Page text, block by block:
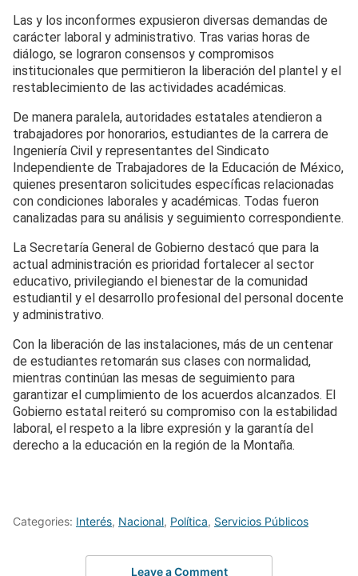
Las y los inconformes expusieron diversas demandas de
carácter laboral y administrativo. Tras varias horas de
diálogo, se lograron consensos y compromisos
institucionales que permitieron la liberación del plantel y el
restablecimiento de las actividades académicas.
De manera paralela, autoridades estatales atendieron a
trabajadores por honorarios, estudiantes de la carrera de
Ingeniería Civil y representantes del Sindicato
Independiente de Trabajadores de la Educación de México,
quienes presentaron solicitudes específicas relacionadas
con condiciones laborales y académicas. Todas fueron
canalizadas para su análisis y seguimiento correspondiente.
La Secretaría General de Gobierno destacó que para la
actual administración es prioridad fortalecer al sector
educativo, privilegiando el bienestar de la comunidad
estudiantil y el desarrollo profesional del personal docente
y administrativo.
Con la liberación de las instalaciones, más de un centenar
de estudiantes retomarán sus clases con normalidad,
mientras continúan las mesas de seguimiento para
garantizar el cumplimiento de los acuerdos alcanzados. El
Gobierno estatal reiteró su compromiso con la estabilidad
laboral, el respeto a la libre expresión y la garantía del
derecho a la educación en la región de la Montaña.
Categories: Interés, Nacional, Política, Servicios Públicos
Leave a Comment